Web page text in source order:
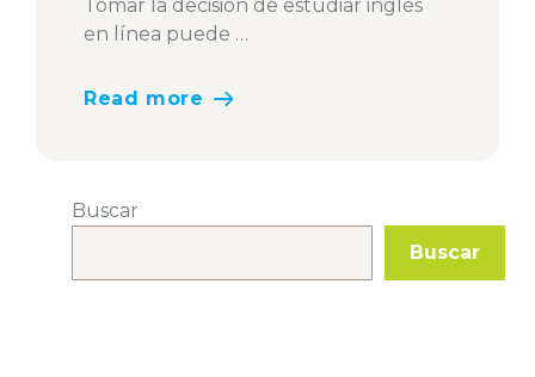
Tomar la decisión de estudiar inglés
en línea puede …
Read more
Buscar
Buscar